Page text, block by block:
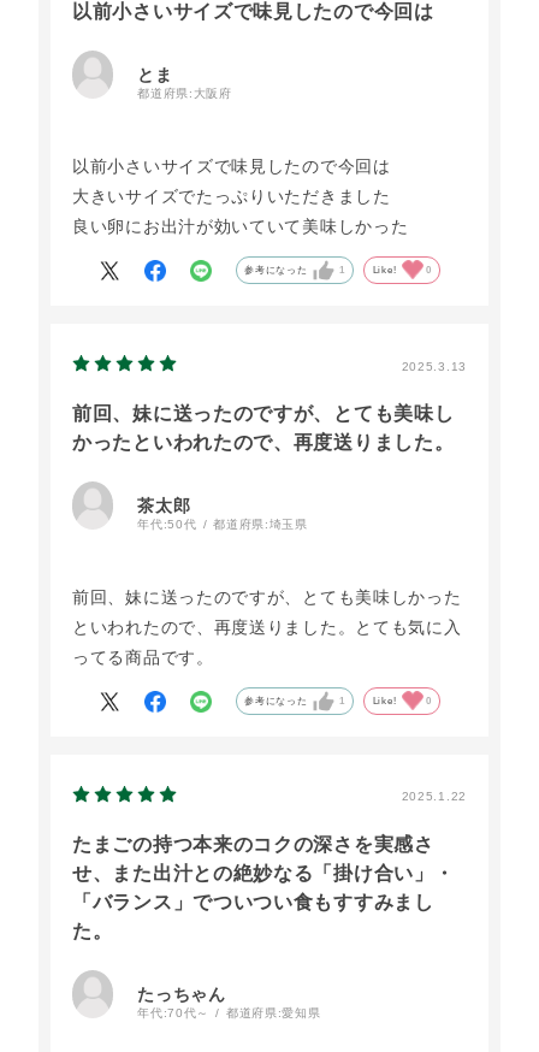
以前小さいサイズで味見したので今回は
とま
都道府県: 大阪府
以前小さいサイズで味見したので今回は
大きいサイズでたっぷりいただきました
良い卵にお出汁が効いていて美味しかった
参考になった 1 Like! 0
2025.3.13
前回、妹に送ったのですが、とても美味し
かったといわれたので、再度送りました。
茶太郎
年代:50代 都道府県:埼玉県
前回、妹に送ったのですが、とても美味しかった
といわれたので、再度送りました。とても気に入
ってる商品です。
参考になった 1 Like! 0
2025.1.22
たまごの持つ本来のコクの深さを実感さ
せ、また出汁との絶妙なる「掛け合い」・
「バランス」でついつい食もすすみまし
た。
たっちゃん
年代:70代～ 都道府県:愛知県